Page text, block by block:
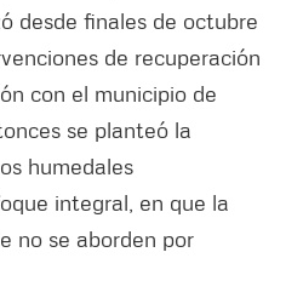
desde finales de octubre
de recuperación
con el municipio de
se planteó la
humedales
integral, en que la
no se aborden por